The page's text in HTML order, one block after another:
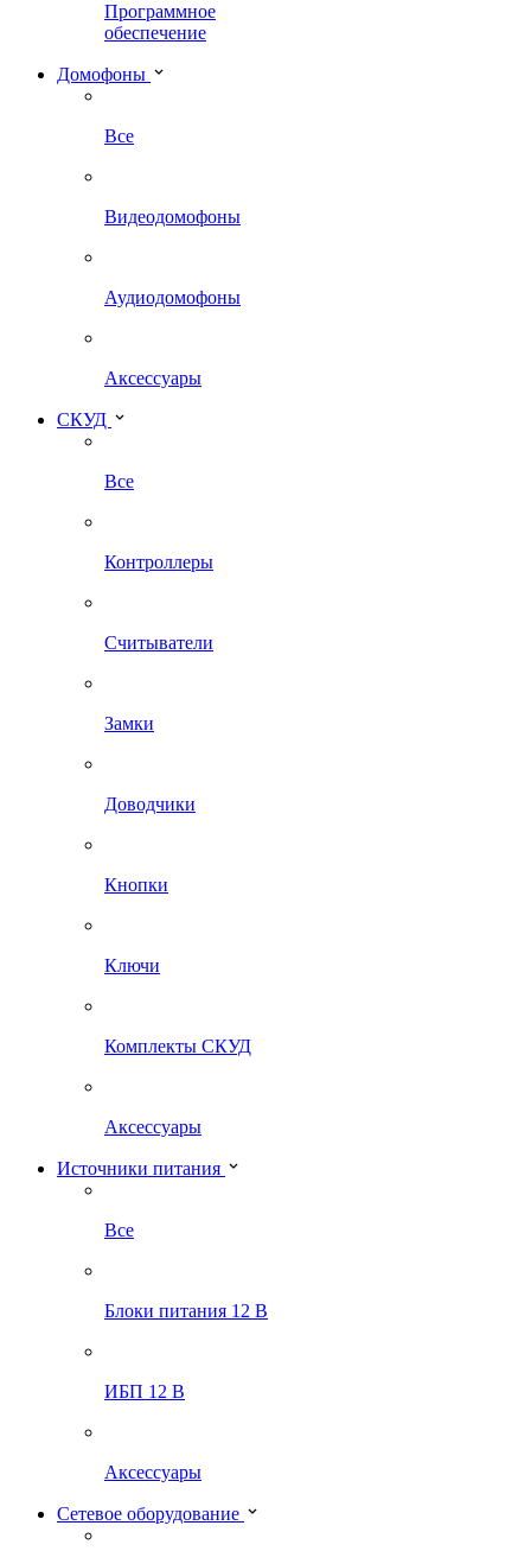
Программное
обеспечение
Домофоны
Все
Видеодомофоны
Аудиодомофоны
Аксессуары
СКУД
Все
Контроллеры
Считыватели
Замки
Доводчики
Кнопки
Ключи
Комплекты СКУД
Аксессуары
Источники питания
Все
Блоки питания 12 В
ИБП 12 В
Аксессуары
Сетевое оборудование